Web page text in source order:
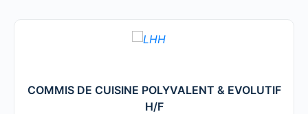
COMMIS DE CUISINE POLYVALENT & EVOLUTIF
H/F